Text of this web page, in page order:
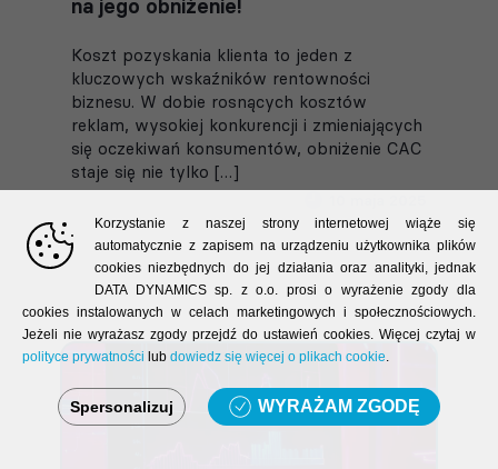
na jego obniżenie!
Koszt pozyskania klienta to jeden z
kluczowych wskaźników rentowności
biznesu. W dobie rosnących kosztów
reklam, wysokiej konkurencji i zmieniających
się oczekiwań konsumentów, obniżenie CAC
staje się nie tylko […]
Korzystanie z naszej strony internetowej wiąże się
automatycznie z zapisem na urządzeniu użytkownika plików
cookies niezbędnych do jej działania oraz analityki, jednak
DATA DYNAMICS sp. z o.o. prosi o wyrażenie zgody dla
cookies instalowanych w celach marketingowych i społecznościowych.
Jeżeli nie wyrażasz zgody przejdź do ustawień cookies. Więcej czytaj w
polityce prywatności lub dowiedz się więcej o plikach cookie
Spersonalizuj WYRAŻAM ZGODĘ